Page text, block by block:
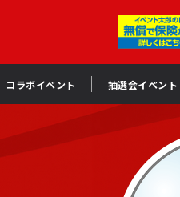
コラボイベント 抽選会イベント